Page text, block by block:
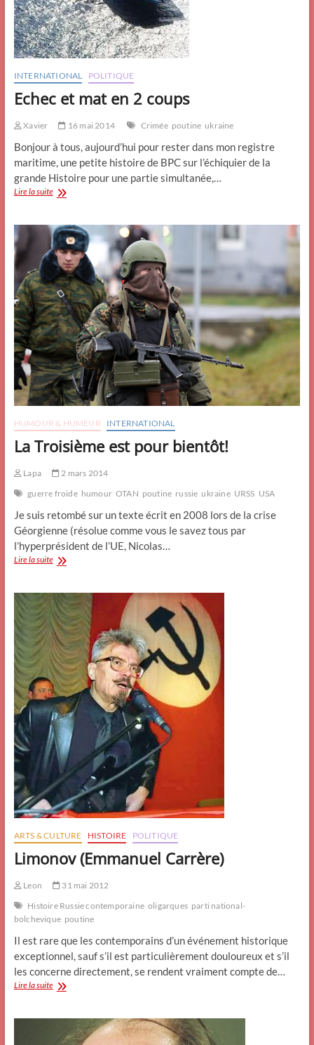
INTERNATIONAL POLITIQUE
Echec et mat en 2 coups
Xavier 16 mai 2014 Crimée poutine ukraine
Bonjour à tous, aujourd’hui pour rester dans mon registre
maritime, une petite histoire de BPC sur l’échiquier de la
grande Histoire pour une partie simultanée,…
Lire la suiteEchec
en
2
coups
HUMOUR & HUMEUR INTERNATIONAL
La Troisième est pour bientôt!
Lapa
2 mars 2014
guerre froide humour OTAN poutine russie ukraine URSS USA
Je suis retombé sur un texte écrit en 2008 lors de la crise
Géorgienne (résolue comme vous le savez tous par
l’hyperprésident de l’UE, Nicolas…
Lire la suiteLa
pour
bientôt!
ARTS & CULTURE HISTOIRE POLITIQUE
Limonov (Emmanuel Carrère)
Leon
31 mai 2012
Histoire Russie contemporaine oligarques parti national-
bolchevique poutine
Il est rare que les contemporains d’un événement historique
exceptionnel, sauf s’il est particulièrement douloureux et s’il
les concerne directement, se rendent vraiment compte de…
Lire la suiteLimonov